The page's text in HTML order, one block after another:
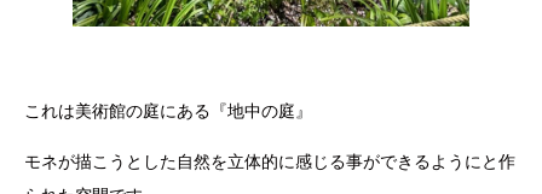
これは美術館の庭にある『地中の庭』
モネが描こうとした自然を立体的に感じる事ができるようにと作